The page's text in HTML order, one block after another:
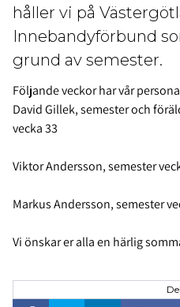
håller vi på
Innebandyförbund
grund av semester.
Följande veckor har vår
David Gillek, semester och
vecka 33
Viktor Andersson, semester
Markus Andersson, semester
Vi önskar er alla en härlig